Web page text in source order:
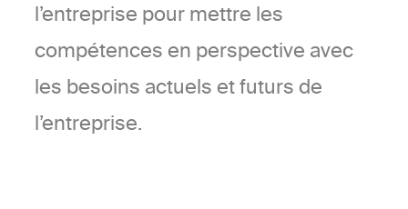
l’entreprise pour mettre les
compétences en perspective avec
les besoins actuels et futurs de
l’entreprise.